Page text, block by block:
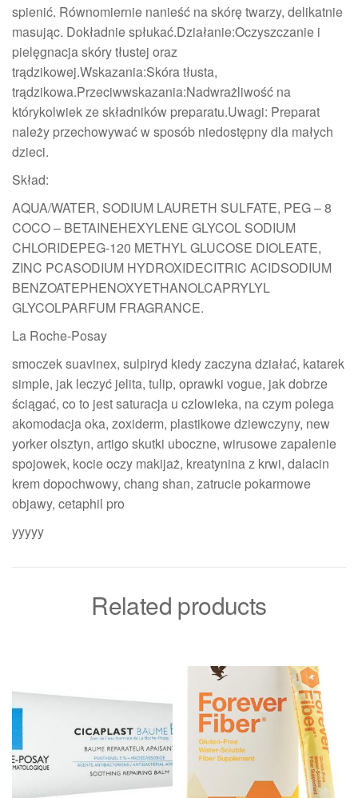
spienić. Równomiernie nanieść na skórę twarzy, delikatnie
masując. Dokładnie spłukać.Działanie:Oczyszczanie i
pielęgnacja skóry tłustej oraz
trądzikowej.Wskazania:Skóra tłusta,
trądzikowa.Przeciwwskazania:Nadwrażliwość na
którykolwiek ze składników preparatu.Uwagi: Preparat
należy przechowywać w sposób niedostępny dla małych
dzieci.
Skład:
AQUA/WATER, SODIUM LAURETH SULFATE, PEG – 8
COCO – BETAINEHEXYLENE GLYCOL SODIUM
CHLORIDEPEG-120 METHYL GLUCOSE DIOLEATE,
ZINC PCASODIUM HYDROXIDECITRIC ACIDSODIUM
BENZOATEPHENOXYETHANOLCAPRYLYL
GLYCOLPARFUM FRAGRANCE.
La Roche-Posay
smoczek suavinex, sulpiryd kiedy zaczyna działać, katarek
simple, jak leczyć jelita, tulip, oprawki vogue, jak dobrze
ściągać, co to jest saturacja u czlowieka, na czym polega
akomodacja oka, zoxiderm, plastikowe dziewczyny, new
yorker olsztyn, artigo skutki uboczne, wirusowe zapalenie
spojowek, kocie oczy makijaż, kreatynina z krwi, dalacin
krem dopochwowy, chang shan, zatrucie pokarmowe
objawy, cetaphil pro
yyyyy
Related products